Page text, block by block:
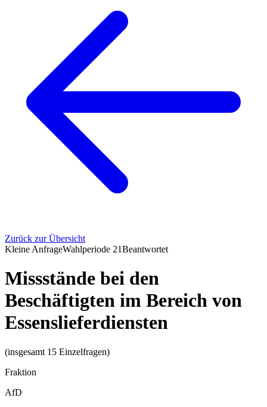
Zurück zur Übersicht
Kleine AnfrageWahlperiode 21Beantwortet
Missstände bei den
Beschäftigten im Bereich von
Essenslieferdiensten
(insgesamt 15 Einzelfragen)
Fraktion
AfD